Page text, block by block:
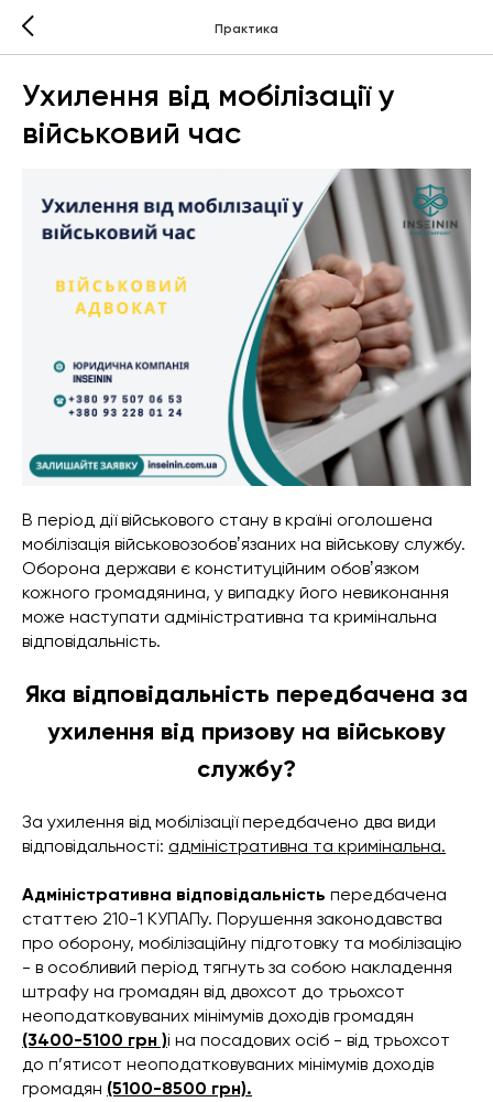
Практика
Ухилення від мобілізації у
військовий час
В період дії військового стану в країні оголошена
мобілізація військовозобовʼязаних на військову службу.
Оборона держави є конституційним обовʼязком
кожного громадянина, у випадку його невиконання
може наступати адміністративна та кримінальна
відповідальність.
Яка відповідальність передбачена за
ухилення від призову на військову
службу?
За ухилення від мобілізації передбачено два види
відповідальності: адміністративна та кримінальна.
Адміністративна відповідальність передбачена
статтею 210-1 КУПАПу. Порушення законодавства
про оборону, мобілізаційну підготовку та мобілізацію
- в особливий період тягнуть за собою накладення
штрафу на громадян від двохсот до трьохсот
неоподатковуваних мінімумів доходів громадян
(3400-5100 грн )і на посадових осіб - від трьохсот
до п’ятисот неоподатковуваних мінімумів доходів
громадян (5100-8500 грн).